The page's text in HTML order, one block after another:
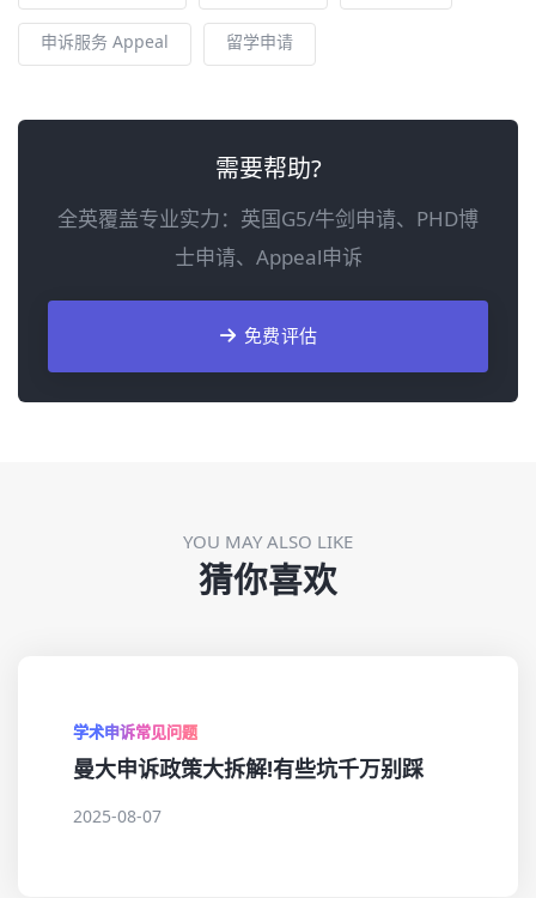
申诉服务 Appeal 留学申请
需要帮助?
全英覆盖专业实力：英国G5/牛剑申请、PHD博
士申请、Appeal申诉
免费评估
YOU MAY ALSO LIKE
猜你喜欢
学术申诉常见问题
曼大申诉政策大拆解!有些坑千万别踩
2025-08-07